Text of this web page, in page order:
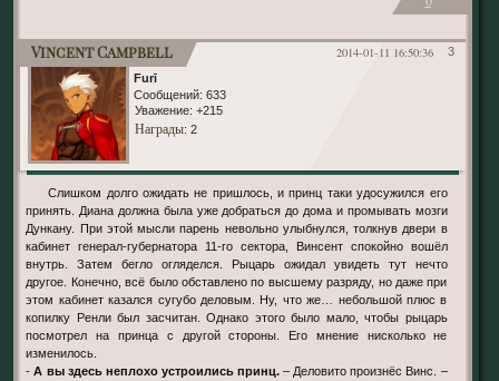
3
2014-01-11 16:50:36
Vincent Campbell
Furī
Сообщений: 633
Уважение: +215
Награды: 2
Слишком долго ожидать не пришлось, и принц таки удосужился его
принять. Диана должна была уже добраться до дома и промывать мозги
Дункану. При этой мысли парень невольно улыбнулся, толкнув двери в
кабинет генерал-губернатора 11-го сектора, Винсент спокойно вошёл
внутрь. Затем бегло огляделся. Рыцарь ожидал увидеть тут нечто
другое. Конечно, всё было обставлено по высшему разряду, но даже при
этом кабинет казался сугубо деловым. Ну, что же… небольшой плюс в
копилку Ренли был засчитан. Однако этого было мало, чтобы рыцарь
посмотрел на принца с другой стороны. Его мнение нисколько не
изменилось.
- А вы здесь неплохо устроились принц.– Деловито произнёс Винс. –